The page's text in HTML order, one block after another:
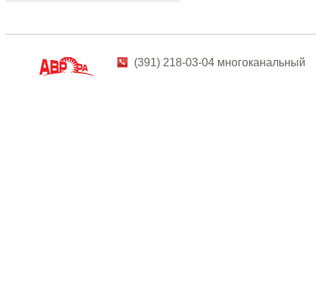
(391) 218-03-04 многоканальный